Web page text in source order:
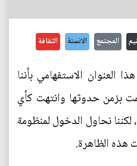
المجتمع الانسنة الثقافة
الاستفهامي بأننا
بزمن حدوثها وانتهت كأي
نحاول الدخول لمنظومة
هذه الظاهرة.